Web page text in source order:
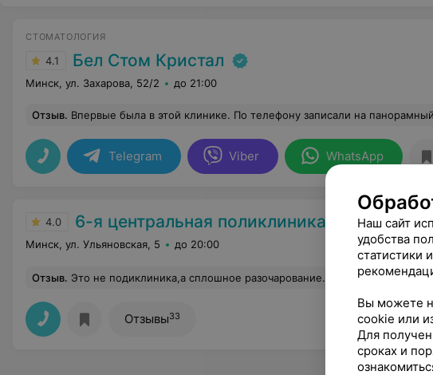
СТОМАТОЛОГИЯ
4.1 Бел Стом Кристал
Минск, ул. Захарова, 52/2 до 21:00
Отзыв. Впервые была в этой клинике. По телефону записали на панорамный снимок, но в кабинете без проблем всё перенесли, сделали КТ и за 10-15 минут все сделали. Т.е. КТ, сходила в кассу и
Telegram Viber WhatsApp
4.0 6-я центральная поликлиника
Минск, ул. Ульяновская, 5 до 20:00
Отзыв. Это не подиклиника,а сплошное разочарование.В регистратуре работают совершенно некомпетентные сотрудники.Дают неверную информацию и грубят.Хотел написать жалобу в книге замечаний,но медицинский регистратор отказалась назвать свою фамилию.Буду обращаться в
Отзывы33
Наш сайт
удобства
статистики
Вы можете
cookie или
Для
сроках и